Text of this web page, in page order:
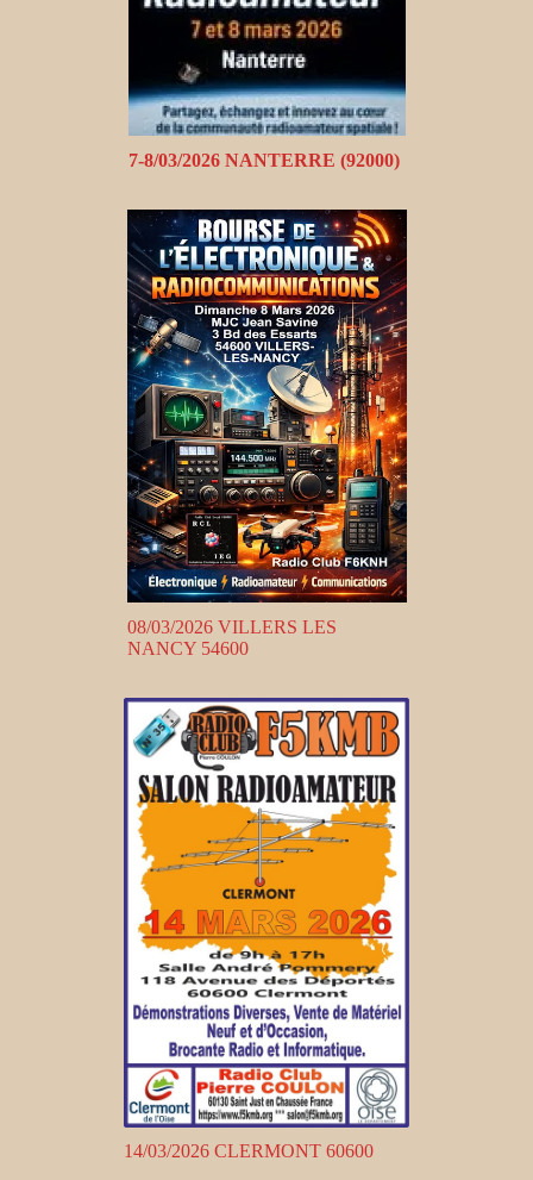
7-8/03/2026 NANTERRE (92000)
08/03/2026 VILLERS LES
NANCY 54600
14/03/2026 CLERMONT 60600